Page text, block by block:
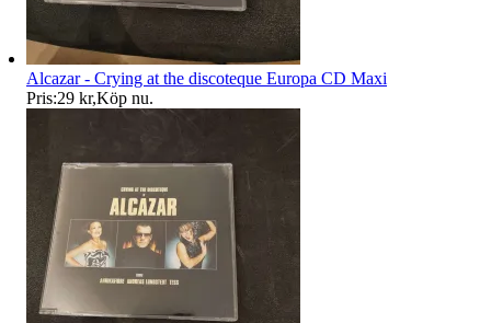
Alcazar - Crying at the discoteque Europa CD Maxi
Pris:29 kr,Köp nu.